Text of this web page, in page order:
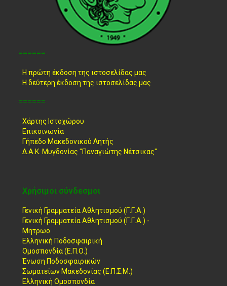
======
Η πρώτη έκδοση της ιστοσελίδας μας
Η δεύτερη έκδοση της ιστοσελίδας μας
======
Χάρτης Ιστοχώρου
Επικοινωνία
Γήπεδο Μακεδονικού Λητής
Δ.Α.Κ. Μυγδονίας "Παναγιώτης Νέτσικας"
Χρήσιμοι σύνδεσμοι
Γενική Γραμματεία Αθλητισμού (Γ.Γ.Α.)
Γενική Γραμματεία Αθλητισμού (Γ.Γ.Α.) -
Μητρωο
Ελληνική Ποδοσφαιρική
Ομοσπονδία (Ε.Π.Ο.)
Ένωση Ποδοσφαιρικών
Σωματείων Μακεδονίας (Ε.Π.Σ.Μ.)
Ελληνική Ομοσπονδία